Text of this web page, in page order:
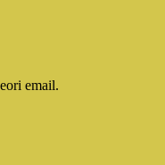
email.